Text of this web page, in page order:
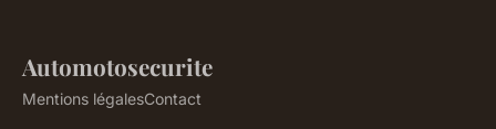
Automotosecurite
Mentions légalesContact